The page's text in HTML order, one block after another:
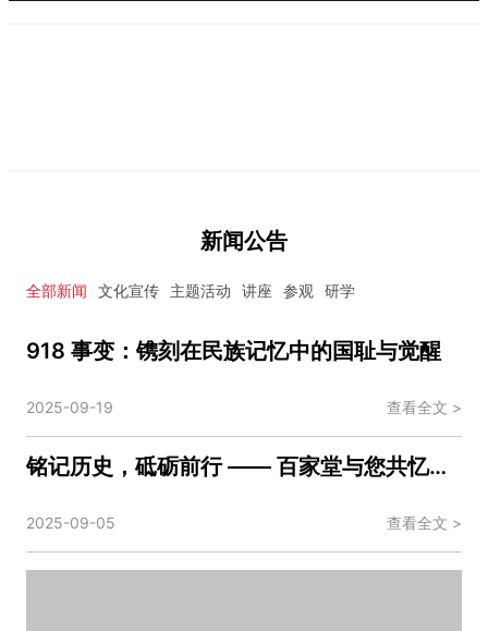
新闻公告
全部新闻 文化宣传 主题活动 讲座 参观 研学
918 事变：镌刻在民族记忆中的国耻与觉醒
2025-09-19 查看全文 >
铭记历史，砥砺前行 —— 百家堂与您共忆抗战胜利 80 周年
2025-09-05 查看全文 >